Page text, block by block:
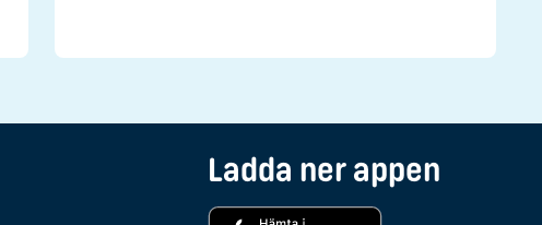
Ladda ner appen